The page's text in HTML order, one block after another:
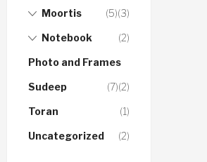
(3)
Moortis (5)
Notebook (2)
Photo and Frames
(2)
Sudeep (7)
Toran (1)
Uncategorized (2)